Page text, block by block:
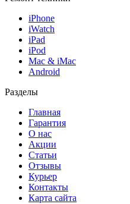
iPhone
iWatch
iPad
iPod
Mac & iMac
Android
Разделы
Главная
Гарантия
О нас
Акции
Статьи
Отзывы
Курьер
Контакты
Карта сайта